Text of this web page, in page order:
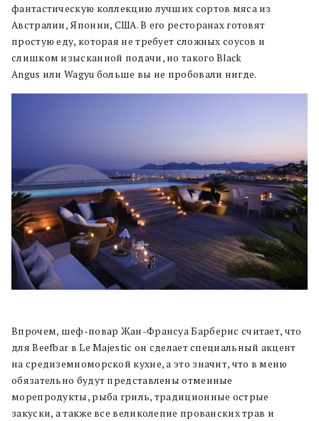
фантастическую коллекцию лучших сортов мяса из
Австралии, Японии, США. В его ресторанах готовят
простую еду, которая не требует сложных соусов и
слишком изысканной подачи, но такого Black
Angus или Wagyu больше вы не пробовали нигде.
Впрочем, шеф-повар Жан-Франсуа Барберис считает, что
для Beefbar в Le Majestic он сделает специальный акцент
на средиземноморской кухне, а это значит, что в меню
обязательно будут представлены отменные
морепродукты, рыба гриль, традиционные острые
закуски, а также все великолепие прованских трав и